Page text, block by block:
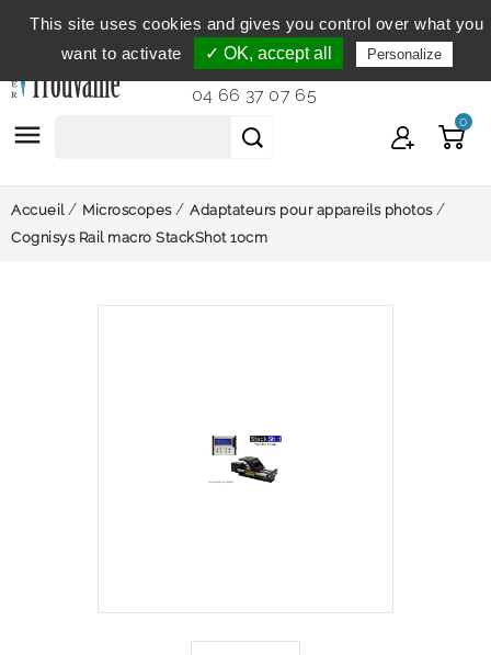
Service clientèle
du lundi au vendredi de 9h à 12h et
de 14h à 18h...
04 66 37 07 65
 0
Accueil Microscopes
Adaptateurs pour appareils photos
Cognisys Rail macro StackShot 10cm
This site uses cookies and gives you control over what you
want to activate
✓ OK, accept all Personalize